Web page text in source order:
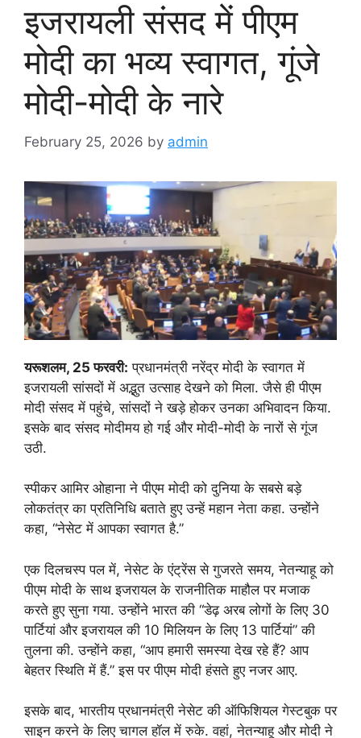
इजरायली संसद में पीएम
मोदी का भव्य स्वागत, गूंजे
मोदी-मोदी के नारे
February 25, 2026 by admin
यरूशलम, 25 फरवरी: प्रधानमंत्री नरेंद्र मोदी के स्वागत में
इजरायली सांसदों में अद्भुत उत्साह देखने को मिला. जैसे ही पीएम
मोदी संसद में पहुंचे, सांसदों ने खड़े होकर उनका अभिवादन किया.
इसके बाद संसद मोदीमय हो गई और मोदी-मोदी के नारों से गूंज
उठी.
स्पीकर आमिर ओहाना ने पीएम मोदी को दुनिया के सबसे बड़े
लोकतंत्र का प्रतिनिधि बताते हुए उन्हें महान नेता कहा. उन्होंने
कहा, “नेसेट में आपका स्वागत है.”
एक दिलचस्प पल में, नेसेट के एंट्रेंस से गुजरते समय, नेतन्याहू को
पीएम मोदी के साथ इजरायल के राजनीतिक माहौल पर मजाक
करते हुए सुना गया. उन्होंने भारत की “डेढ़ अरब लोगों के लिए 30
पार्टियां और इजरायल की 10 मिलियन के लिए 13 पार्टियां” की
तुलना की. उन्होंने कहा, “आप हमारी समस्या देख रहे हैं? आप
बेहतर स्थिति में हैं.” इस पर पीएम मोदी हंसते हुए नजर आए.
इसके बाद, भारतीय प्रधानमंत्री नेसेट की ऑफिशियल गेस्टबुक पर
साइन करने के लिए चागल हॉल में रुके. वहां, नेतन्याहू और मोदी ने